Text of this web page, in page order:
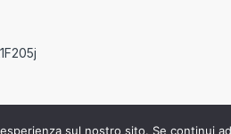
sul nostro sito. Se continui